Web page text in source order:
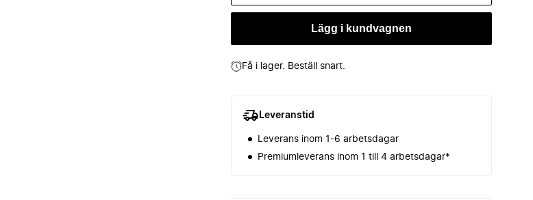
Lägg i kundvagnen
Få i lager. Beställ snart.
Leveranstid
Leverans inom 1-6 arbetsdagar
Premiumleverans inom 1 till 4 arbetsdagar*